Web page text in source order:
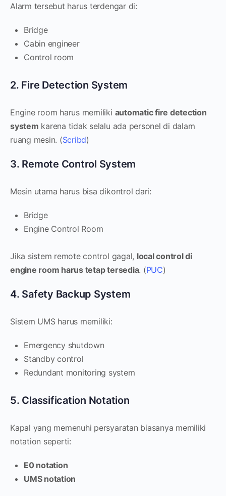
Alarm tersebut harus terdengar di:
Bridge
Cabin engineer
Control room
2. Fire Detection System
Engine room harus memiliki automatic fire detection
system karena tidak selalu ada personel di dalam
ruang mesin. (Scribd)
3. Remote Control System
Mesin utama harus bisa dikontrol dari:
Bridge
Engine Control Room
Jika sistem remote control gagal, local control di
engine room harus tetap tersedia. (PUC)
4. Safety Backup System
Sistem UMS harus memiliki:
Emergency shutdown
Standby control
Redundant monitoring system
5. Classification Notation
Kapal yang memenuhi persyaratan biasanya memiliki
notation seperti:
E0 notation
UMS notation